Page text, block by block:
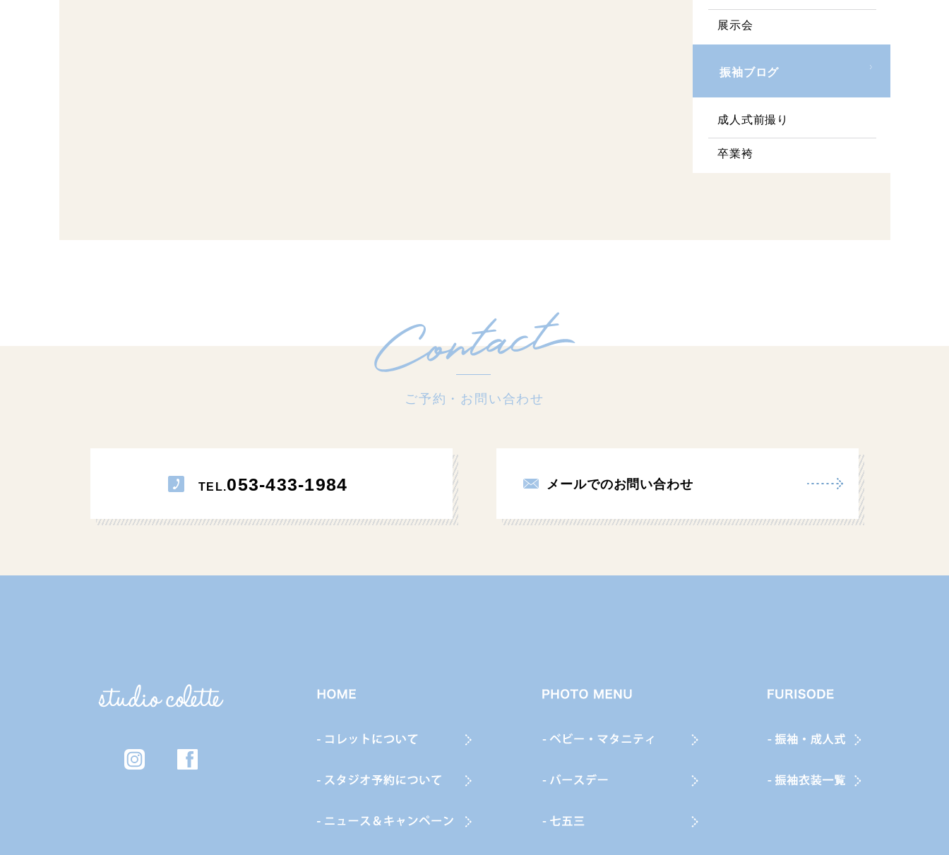
展示会
振袖ブログ
成人式前撮り
卒業袴
ご予約・お問い合わせ
TEL.053-433-1984 メールでのお問い合わせ